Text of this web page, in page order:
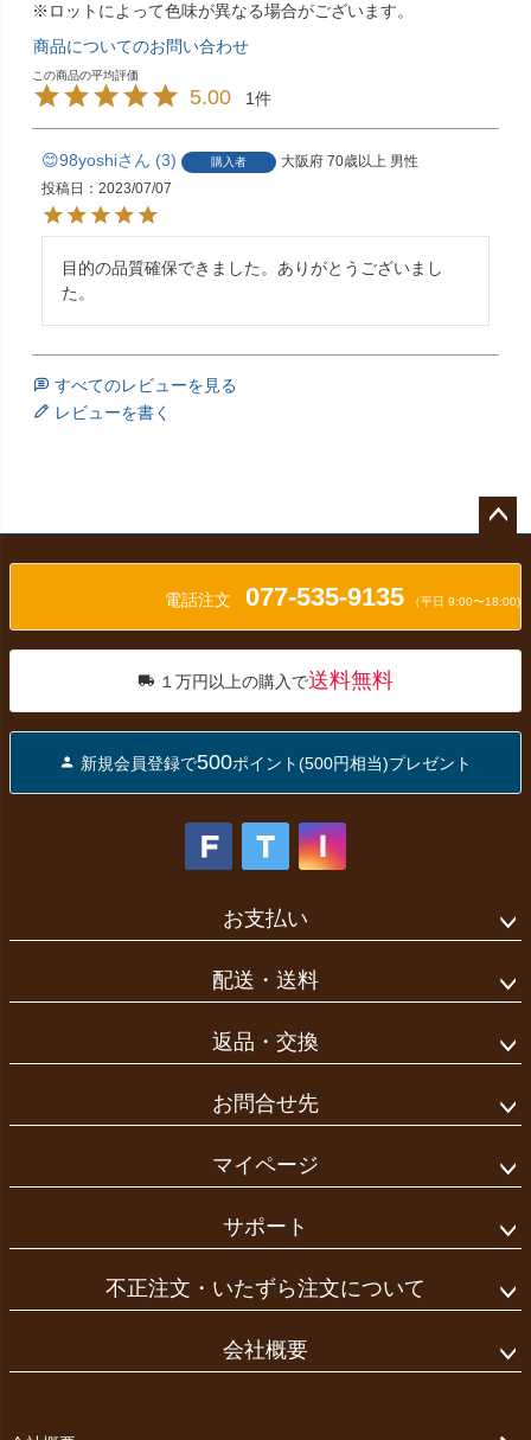
※ロットによって色味が異なる場合がございます。
商品についてのお問い合わせ
5.00 1
😊98yoshi 3 購入者 大阪府 70歳以上 男性
投稿日
2023/07/07
目的の品質確保できました。ありがとうございまし
た。
すべてのレビューを見る
レビューを書く
ップ
電話注文 077-535-9135 （平日 9:00〜18:00)
１万円以上の購入で送料無料
新規会員登録で500ポイント(500円相当)プレゼント
お支払い
配送・送料
返品・交換
お問合せ先
マイページ
サポート
不正注文・いたずら注文について
会社概要